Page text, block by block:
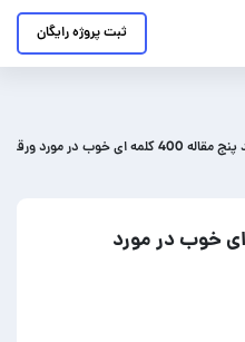
ثبت پروژه رایگان
کلمه ای خوب در مورد ورقهای فولادی
400 کلمه ای خوب در مورد